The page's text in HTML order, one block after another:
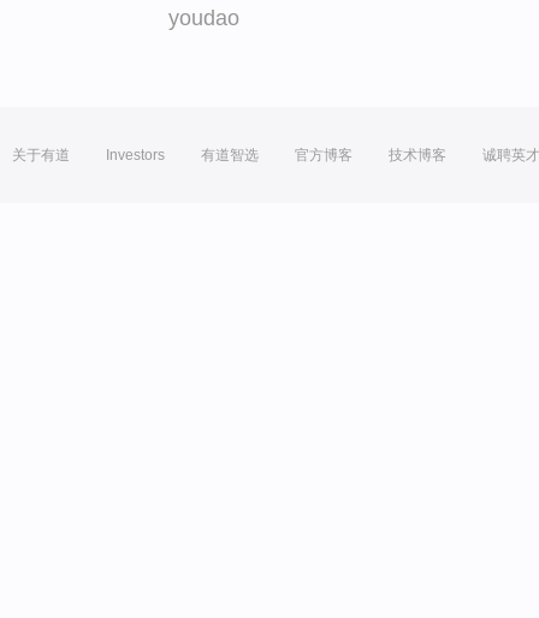
youdao
关于有道 Investors 有道智选 官方博客 技术博客 诚聘英才